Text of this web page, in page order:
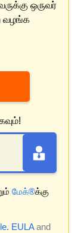
ஒருவர்
வழங்க
மேக்®க்கு
EULAand